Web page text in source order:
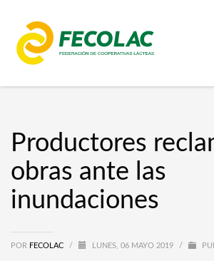
Productores
obras ante las
inundaciones
POR FECOLAC / LUNES, 06 MAYO 2019 /